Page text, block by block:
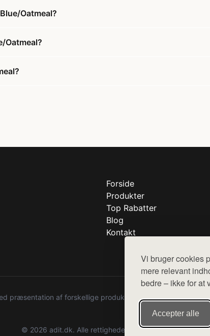
Vi bruger cookies
mere relevant
bedre – ikke for at
Accepter alle
Oatmeal?
Oatmeal?
Forside
Produkter
Top Rabatter
Blog
Kontakt
præsentation af forskellige produkter fra diverse
© 2026 adit.dk. Alle rettigheder forbeholdes.